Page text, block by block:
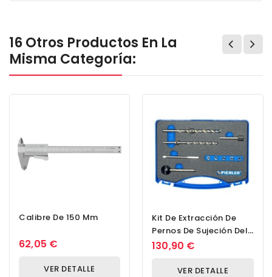
16 Otros Productos En La
Misma Categoría:
Calibre De 150 Mm
62,05 €
VER DETALLE
Kit De Extracción De
Pernos De Sujeción Del
Inyector, M6x1 CDI
130,90 €
VER DETALLE